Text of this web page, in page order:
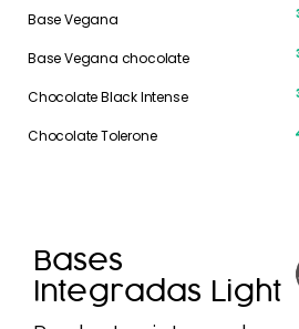
Base Vegana
Base Vegana chocolate
Chocolate Black Intense
Chocolate Tolerone
Bases
Integradas Light